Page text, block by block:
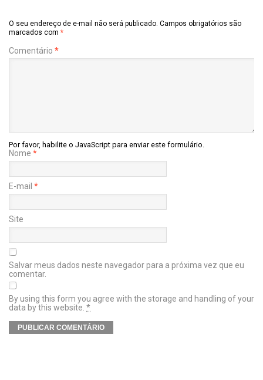
O seu endereço de e-mail não será publicado. Campos obrigatórios são
marcados com *
Comentário *
Por favor, habilite o JavaScript para enviar este formulário.
Nome *
E-mail *
Site
Salvar meus dados neste navegador para a próxima vez que eu
comentar.
By using this form you agree with the storage and handling of your
data by this website. *